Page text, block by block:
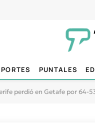
PUNTALES
perdió en Getafe por